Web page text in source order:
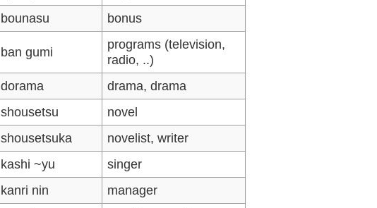
bounasu bonus
ban gumi
programs (television,
radio, ..)
dorama
drama, drama
shousetsu
novel
shousetsuka
novelist, writer
kashi ~yu
singer
kanri nin
manager